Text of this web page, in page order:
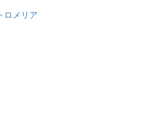
ロメリア